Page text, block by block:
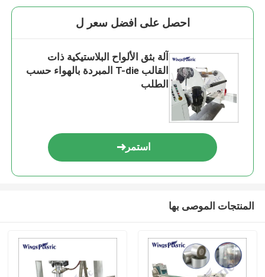
احصل على افضل سعر ل
آلة بثق الألواح البلاستيكية ذات
القالب T-die المبردة بالهواء حسب
الطلب
استمر
المنتجات الموصى بها